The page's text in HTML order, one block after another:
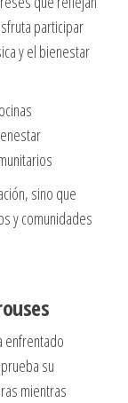
participar
y el bienestar
sino que
y comunidades
enfrentado
su
mientras